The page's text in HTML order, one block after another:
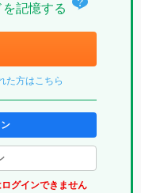
記憶する
ェ
ボ
ク
ス
た方はこちら
グインできません